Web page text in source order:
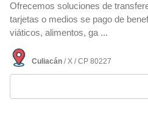
Ofrecemos soluciones de
tarjetas o medios se pago de
viáticos, alimentos, ga ...
Culiacán / X / CP 80227